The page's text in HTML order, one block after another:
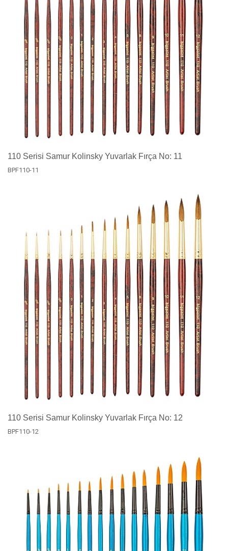
110 Serisi Samur Kolinsky Yuvarlak Fırça No: 11
BPF110-11
110 Serisi Samur Kolinsky Yuvarlak Fırça No: 12
BPF110-12